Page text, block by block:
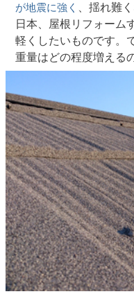
が地震に強く
、揺れ難
日本、屋根リフォーム
軽くしたいものです。
重量はどの程度増える